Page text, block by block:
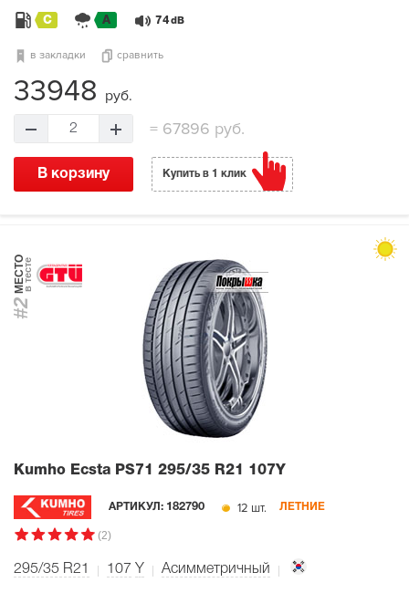
C A 74dB
в закладки сравнить
33948 руб.
2 =67896 руб.
В корзину Купить в 1 клик
#2
МЕСТОв тесте
Kumho Ecsta PS71 295/35 R21 107Y
АРТИКУЛ: 182790 12 шт. ЛЕТНИЕ
(2)
295/35 R21 107 Y Асимметричный